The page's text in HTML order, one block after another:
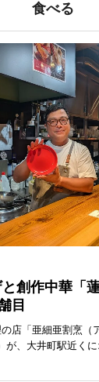
食べる
と創作中華「
目
店「亜細亜割烹（
が、大井町駅近く